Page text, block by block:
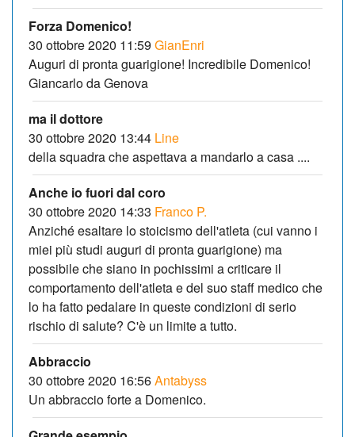
Forza Domenico!
30 ottobre 2020 11:59 GianEnri
Auguri di pronta guarigione! Incredibile Domenico!
Giancarlo da Genova
ma il dottore
30 ottobre 2020 13:44 Line
della squadra che aspettava a mandarlo a casa ....
Anche io fuori dal coro
30 ottobre 2020 14:33 Franco P.
Anziché esaltare lo stoicismo dell'atleta (cui vanno i
miei più studi auguri di pronta guarigione) ma
possibile che siano in pochissimi a criticare il
comportamento dell'atleta e del suo staff medico che
lo ha fatto pedalare in queste condizioni di serio
rischio di salute? C'è un limite a tutto.
Abbraccio
30 ottobre 2020 16:56Antabyss
Un abbraccio forte a Domenico.